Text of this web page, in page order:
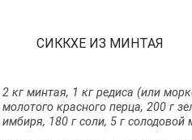
СИККХЕ ИЗ МИНТАЯ
2 кг минтая, 1 кг редиса (или
молотого красного перца, 200 г
имбиря, 180 г соли, 5 г солодовой